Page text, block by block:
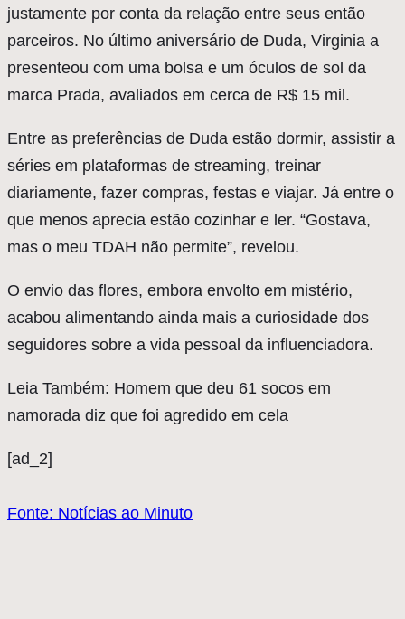
justamente por conta da relação entre seus então
parceiros. No último aniversário de Duda, Virginia a
presenteou com uma bolsa e um óculos de sol da
marca Prada, avaliados em cerca de R$ 15 mil.
Entre as preferências de Duda estão dormir, assistir a
séries em plataformas de streaming, treinar
diariamente, fazer compras, festas e viajar. Já entre o
que menos aprecia estão cozinhar e ler. “Gostava,
mas o meu TDAH não permite”, revelou.
O envio das flores, embora envolto em mistério,
acabou alimentando ainda mais a curiosidade dos
seguidores sobre a vida pessoal da influenciadora.
Leia Também: Homem que deu 61 socos em
namorada diz que foi agredido em cela
[ad_2]
Fonte: Notícias ao Minuto